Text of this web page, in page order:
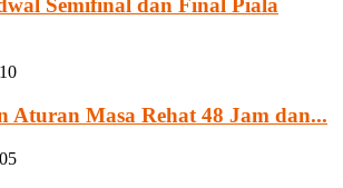
Semifinal dan Final Piala
Aturan Masa Rehat 48 Jam dan...